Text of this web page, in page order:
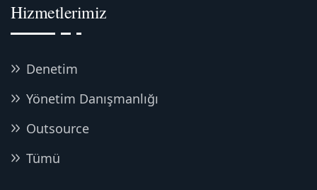
Hizmetlerimiz
Denetim
Yönetim Danışmanlığı
Outsource
Tümü